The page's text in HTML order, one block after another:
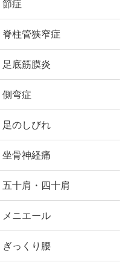
節症
脊柱管狭窄症
足底筋膜炎
側弯症
足のしびれ
坐骨神経痛
五十肩・四十肩
メニエール
ぎっくり腰